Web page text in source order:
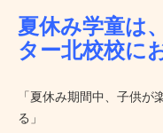
夏休み学童は
ター北校校に
「夏休み期間中、子供
る」